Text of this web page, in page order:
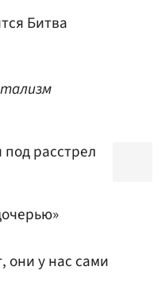
Битва
расстрел
они у нас сами